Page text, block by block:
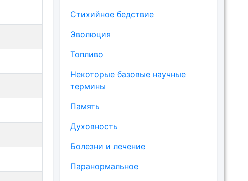
Cтихийное бедствие
Эволюция
Топливо
Некоторые базовые научные
термины
Память
Духовность
Болезни и лечение
Паранормальное